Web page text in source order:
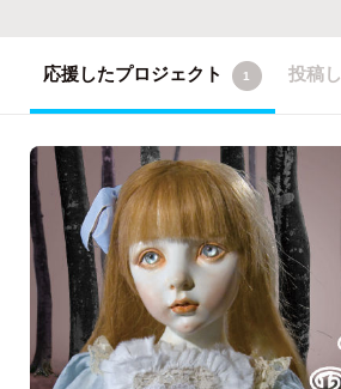
応援したプロジェクト 1 投稿